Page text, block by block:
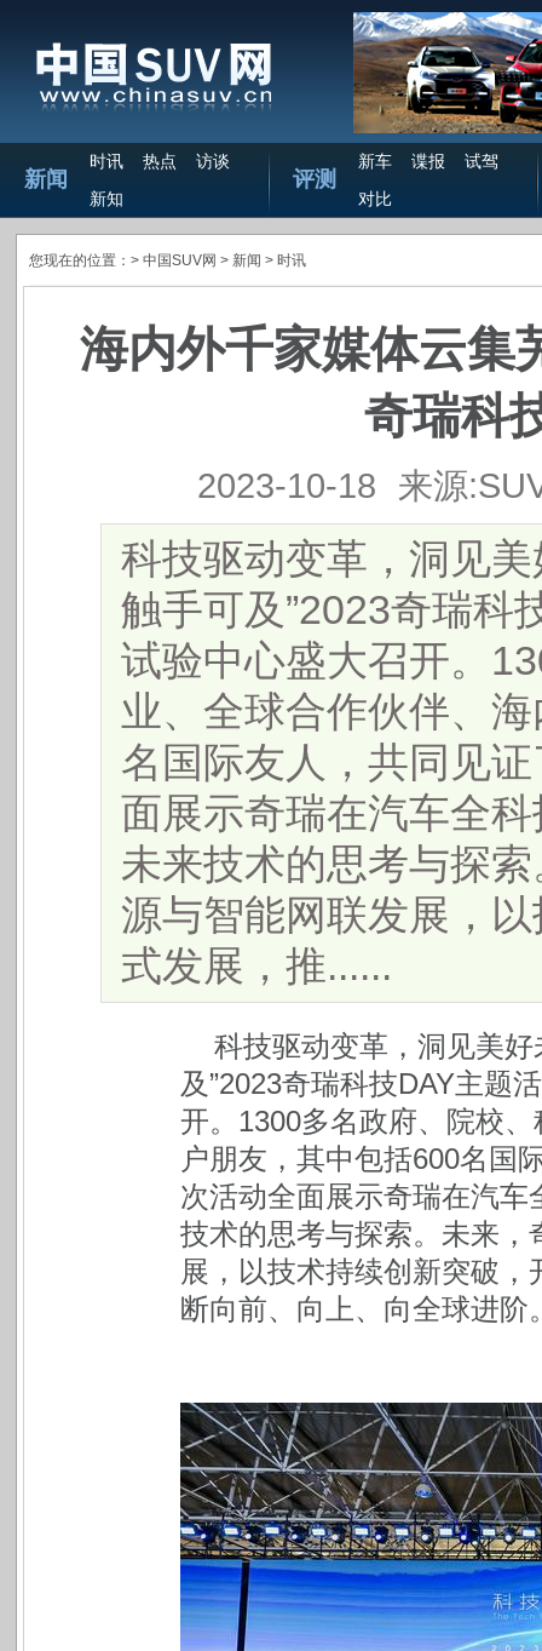
新闻
时讯 热点
访谈
新知
评测
新车 谍报
试驾
对比
您现在的位置：> 中国SUV网 > 新闻 > 时讯
海内外千家媒体云集
奇瑞科
2023-10-18 来源
科技驱动变革，洞见
触手可及”2023奇瑞科
试验中心盛大召开。
业、全球合作伙伴、
名国际友人，共同见
面展示奇瑞在汽车全
未来技术的思考与探
源与智能网联发展，
式发展，推......
科技驱动变革，洞见美
及”2023奇瑞科技DAY主题
开。1300多名政府、院校
户朋友，其中包括600名国
次活动全面展示奇瑞在汽车
技术的思考与探索。未来
展 ，以技术持续创新突破，
断向前、向上、向全球进阶